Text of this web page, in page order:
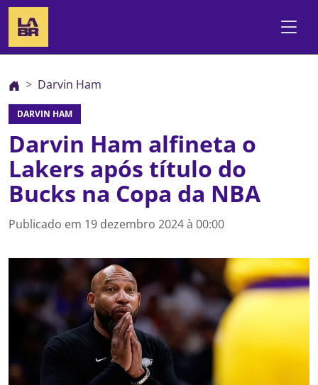
Darvin Ham
DARVIN HAM
Darvin Ham alfineta o
Lakers após título do
Bucks na Copa da NBA
Publicado em 19 dezembro 2024 à 00:00